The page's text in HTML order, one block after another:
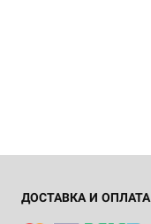
ДОСТАВКА И ОПЛАТА